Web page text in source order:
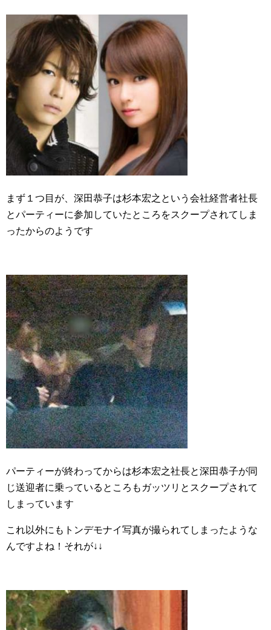
まず１つ目が、深田恭子は杉本宏之という会社経営者社長
とパーティーに参加していたところをスクープされてしま
ったからのようです
パーティーが終わってからは杉本宏之社長と深田恭子が同
じ送迎者に乗っているところもガッツリとスクープされて
しまっています
これ以外にもトンデモナイ写真が撮られてしまったような
んですよね！それが↓↓